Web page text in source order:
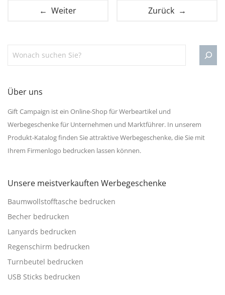
← Weiter Zurück →
Suchen
Über uns
Gift Campaign ist ein Online-Shop für Werbeartikel und
Werbegeschenke für Unternehmen und Marktführer. In unserem
Produkt-Katalog finden Sie attraktive Werbegeschenke, die Sie mit
Ihrem Firmenlogo bedrucken lassen können.
Unsere meistverkauften Werbegeschenke
Baumwollstofftasche bedrucken
Becher bedrucken
Lanyards bedrucken
Regenschirm bedrucken
Turnbeutel bedrucken
USB Sticks bedrucken